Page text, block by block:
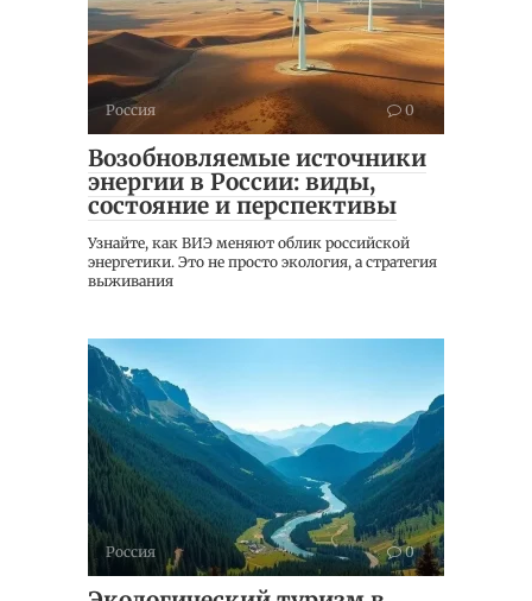
Россия 0
Возобновляемые источники
энергии в России: виды,
состояние и перспективы
Узнайте, как ВИЭ меняют облик российской
энергетики. Это не просто экология, а стратегия
выживания
Россия 0